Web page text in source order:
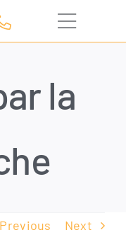
la
Previous Next